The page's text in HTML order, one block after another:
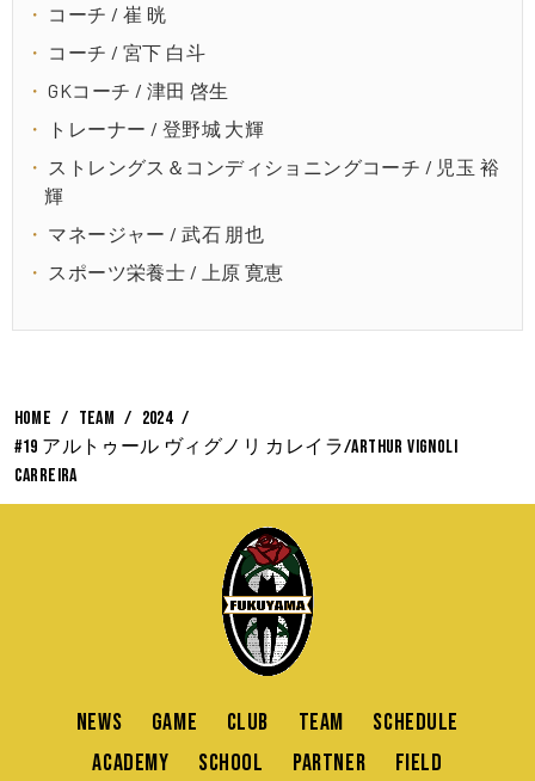
コーチ / 崔 晄
コーチ / 宮下 白斗
GKコーチ / 津田 啓生
トレーナー / 登野城 大輝
ストレングス＆コンディショニングコーチ / 児玉 裕
輝
マネージャー / 武石 朋也
スポーツ栄養士 / 上原 寛恵
HOME TEAM
2024
#19 アルトゥール ヴィグノリ カレイラ/Arthur vignoli
carreira
NEWS GAME CLUB TEAM
SCHEDULE
ACADEMY
SCHOOL PARTNER FIELD